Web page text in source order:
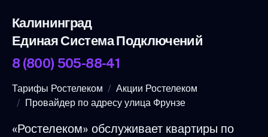
Калининград
Единая Система Подключений
8 (800) 505-88-41
Тарифы Ростелеком
Акции Ростелеком
Провайдер по адресу улица Фрунзе
«Ростелеком» обслуживает квартиры по